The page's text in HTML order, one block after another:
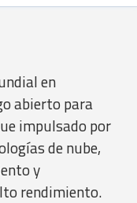
en
abierto para
impulsado por
de nube,
y
rendimiento.